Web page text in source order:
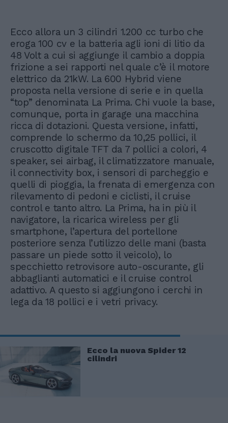
Ecco allora un 3 cilindri 1.200 cc turbo che
eroga 100 cv e la batteria agli ioni di litio da
48 Volt a cui si aggiunge il cambio a doppia
frizione a sei rapporti nel quale c’è il motore
elettrico da 21kW. La 600 Hybrid viene
proposta nella versione di serie e in quella
“top” denominata La Prima. Chi vuole la base,
comunque, porta in garage una macchina
ricca di dotazioni. Questa versione, infatti,
comprende lo schermo da 10,25 pollici, il
cruscotto digitale TFT da 7 pollici a colori, 4
speaker, sei airbag, il climatizzatore manuale,
il connectivity box, i sensori di parcheggio e
quelli di pioggia, la frenata di emergenza con
rilevamento di pedoni e ciclisti, il cruise
control e tanto altro. La Prima, ha in più il
navigatore, la ricarica wireless per gli
smartphone, l’apertura del portellone
posteriore senza l’utilizzo delle mani (basta
passare un piede sotto il veicolo), lo
specchietto retrovisore auto-oscurante, gli
abbaglianti automatici e il cruise control
adattivo. A questo si aggiungono i cerchi in
lega da 18 pollici e i vetri privacy.
Ecco la nuova Spider 12
cilindri